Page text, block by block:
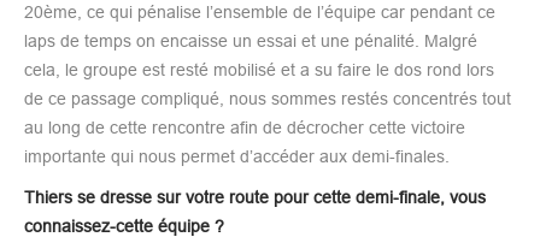
20ème, ce qui pénalise l’ensemble de l’équipe car pendant ce
laps de temps on encaisse un essai et une pénalité. Malgré
cela, le groupe est resté mobilisé et a su faire le dos rond lors
de ce passage compliqué, nous sommes restés concentrés tout
au long de cette rencontre afin de décrocher cette victoire
importante qui nous permet d’accéder aux demi-finales.
Thiers se dresse sur votre route pour cette demi-finale, vous
connaissez-cette équipe ?